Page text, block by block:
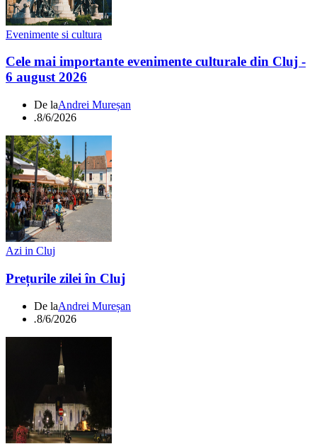
Evenimente si cultura
Cele mai importante evenimente culturale din Cluj -
6 august 2026
De laAndrei Mureșan
.8/6/2026
Azi in Cluj
Prețurile zilei în Cluj
De laAndrei Mureșan
.8/6/2026